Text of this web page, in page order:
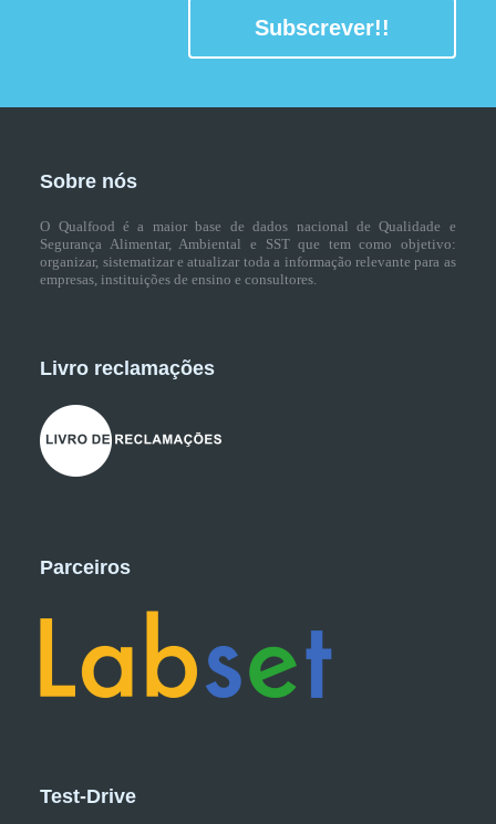
Subscrever!!
Sobre nós
O Qualfood é a maior base de dados nacional de Qualidade e
Segurança Alimentar, Ambiental e SST que tem como objetivo:
organizar, sistematizar e atualizar toda a informação relevante para as
empresas, instituições de ensino e consultores.
Livro reclamações
Parceiros
Test-Drive